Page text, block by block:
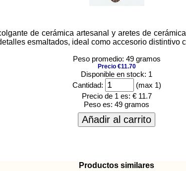
de cerámica artesanal y aretes de
esmaltados, ideal como accesorio distintivo
Peso promedio: 49 gramos
Precio €11.70
Disponible en stock: 1
Cantidad:
(max 1)
Precio de 1 es: € 11.7
Peso es: 49 gramos
Añadir al carrito
Productos similares